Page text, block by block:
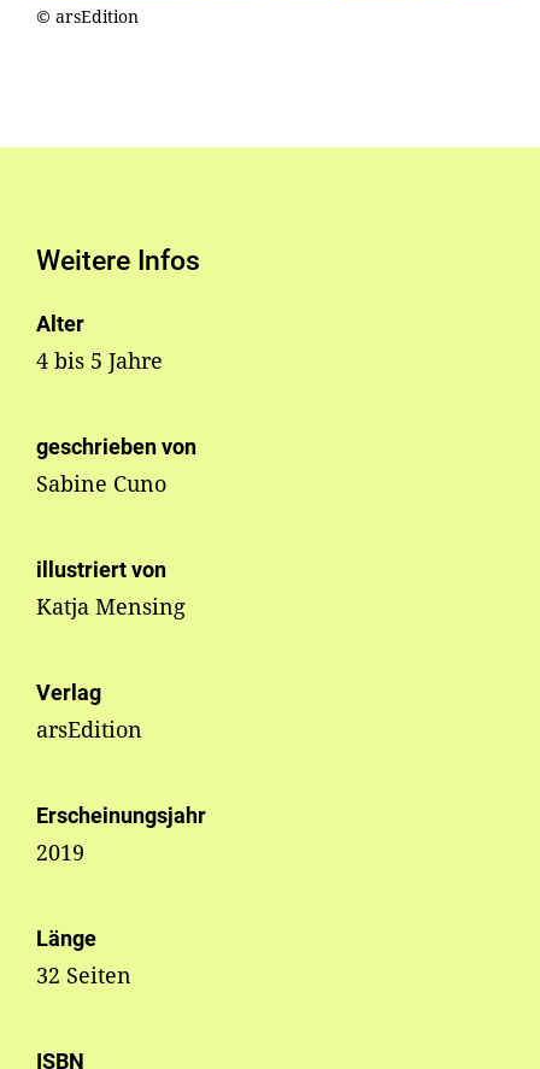
© arsEdition
Weitere Infos
Alter
4 bis 5 Jahre
geschrieben von
Sabine Cuno
illustriert von
Katja Mensing
Verlag
arsEdition
Erscheinungsjahr
2019
Länge
32 Seiten
ISBN